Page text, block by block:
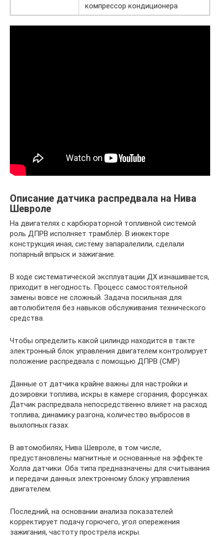
компрессор кондиционера
Описание датчика распредвала на Нива
Шевроле
На двигателях с карбюраторной топливной системой
роль ДПРВ исполняет трамблёр. В инжекторе
конструкция иная, систему запаралелили, сделали
попарный впрыск и зажигание.
В ходе систематической эксплуатации ДХ изнашивается,
приходит в негодность. Процесс самостоятельной
замены вовсе не сложный. Задача посильная для
автолюбителя без навыков обслуживания технического
средства.
Чтобы определить какой цилиндр находится в такте
электронный блок управления двигателем контролирует
положение распредвала с помощью ДПРВ (СМР)
Данные от датчика крайне важны для настройки и
дозировки топлива, искры в камере сгорания, форсунках.
Датчик распредвала непосредственно влияет на расход
топлива, динамику разгона, количество выбросов в
выхлопных газах.
В автомобилях, Нива Шевроле, в том числе,
предустановлены магнитные и основанные на эффекте
Холла датчики. Оба типа предназначены для считывания
и передачи данных электронному блоку управления
двигателем.
Последний, на основании анализа показателей
корректирует подачу горючего, угол опережения
зажигания, частоту прострела искры.